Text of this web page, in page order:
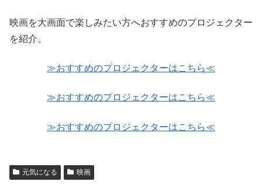
映画を大画面で楽しみたい方へおすすめのプロジェクター
を紹介。
≫おすすめのプロジェクターはこちら≪
≫おすすめのプロジェクターはこちら≪
≫おすすめのプロジェクターはこちら≪
元気になる 映画